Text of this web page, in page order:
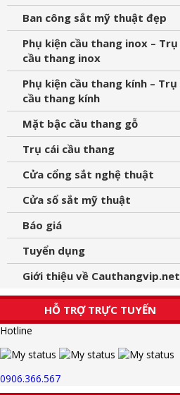
Ban công sắt mỹ thuật đẹp
Phụ kiện cầu thang inox – Trụ
cầu thang inox
Phụ kiện cầu thang kính – Trụ
cầu thang kính
Mặt bậc cầu thang gỗ
Trụ cái cầu thang
Cửa cổng sắt nghệ thuật
Cửa sổ sắt mỹ thuật
Báo giá
Tuyển dụng
Giới thiệu về Cauthangvip.net
HỖ TRỢ TRỰC TUYẾN
Hotline
0906.366.567